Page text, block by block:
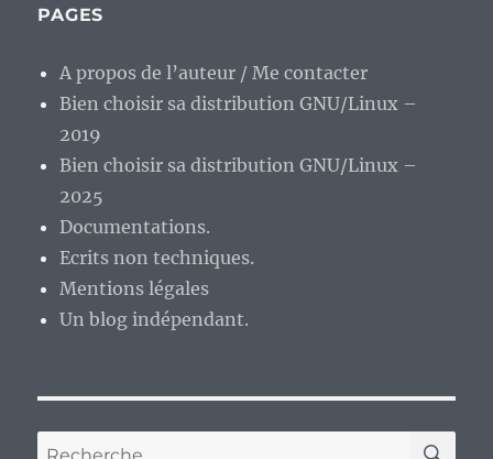
PAGES
A propos de l’auteur / Me contacter
Bien choisir sa distribution GNU/Linux –
2019
Bien choisir sa distribution GNU/Linux –
2025
Documentations.
Ecrits non techniques.
Mentions légales
Un blog indépendant.
Recherche